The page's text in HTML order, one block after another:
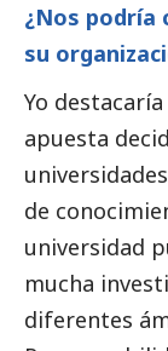
¿Nos podría
su
Yo
apuesta
de
universidad
mucha
diferentes